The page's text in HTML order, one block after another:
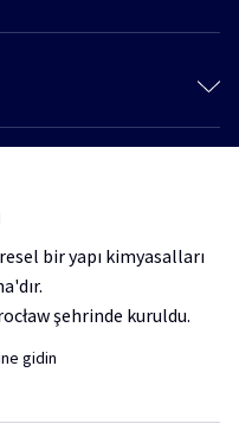
ve Uygulama Teknikleri
Akustik PU Yalıtım
bir yapı kimyasalları
şehrinde kuruldu.
gidin